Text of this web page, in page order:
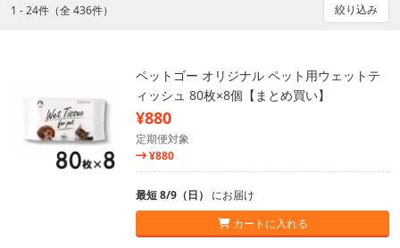
1 - 24件（全 436件） 絞り込み
ペットゴー オリジナル ペット用ウェットテ
ィッシュ 80枚×8個【まとめ買い】
¥880
定期便対象
¥880
最短 8/9（日） にお届け
カートに入れる